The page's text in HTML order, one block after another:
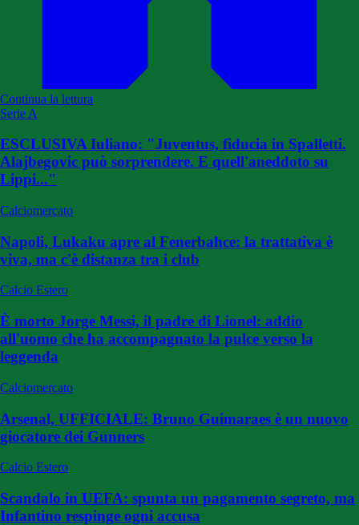
Continua la lettura
Serie A
ESCLUSIVA Iuliano: "Juventus, fiducia in Spalletti.
Alajbegovic può sorprendere. E quell'aneddoto su
Lippi..."
Calciomercato
Napoli, Lukaku apre al Fenerbahce: la trattativa è
viva, ma c'è distanza tra i club
Calcio Estero
È morto Jorge Messi, il padre di Lionel: addio
all'uomo che ha accompagnato la pulce verso la
leggenda
Calciomercato
Arsenal, UFFICIALE: Bruno Guimaraes è un nuovo
giocatore dei Gunners
Calcio Estero
Scandalo in UEFA: spunta un pagamento segreto, ma
Infantino respinge ogni accusa